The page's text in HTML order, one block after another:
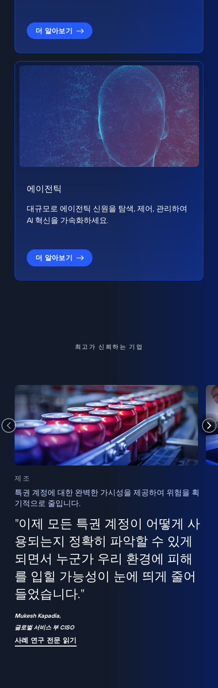
더 알아보기
에이전틱
대규모로 에이전틱 신원을 탐색, 제어, 관리하여
AI 혁신을 가속화하세요.
더 알아보기
최고가 신뢰하는 기업
제조
특권 계정에 대한 완벽한 가시성을 제공하여 위험을 획
기적으로 줄입니다.
"이제 모든 특권 계정이 어떻게 사
용되는지 정확히 파악할 수 있게
되면서 누군가 우리 환경에 피해
를 입힐 가능성이 눈에 띄게 줄어
들었습니다."
Mukesh Kapadia,
글로벌 서비스 부 CISO
사례 연구 전문 읽기